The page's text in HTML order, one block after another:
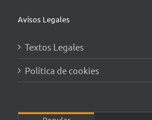
Avisos Legales
Textos Legales
Política de cookies